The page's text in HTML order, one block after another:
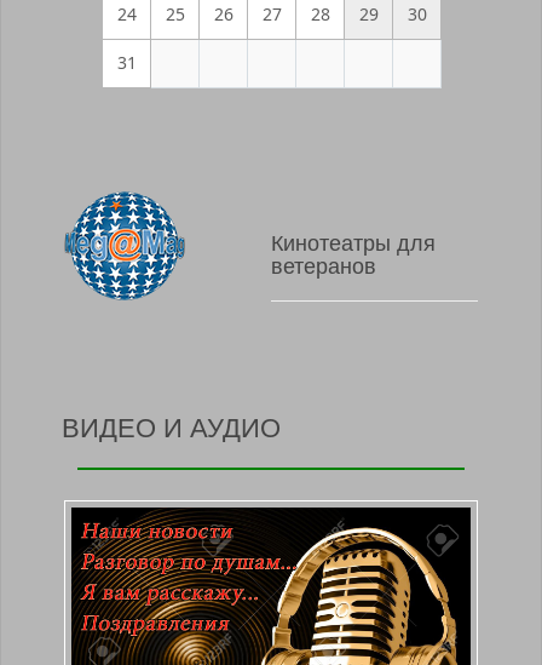
24 25 26 27 28 29 30
31
Кинотеатры для
ветеранов
ВИДЕО И АУДИО